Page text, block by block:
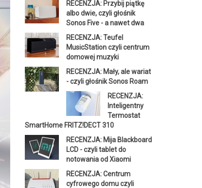
RECENZJA: Przybij piątkę
albo dwie, czyli głośnik
Sonos Five - a nawet dwa
RECENZJA: Teufel
MusicStation czyli centrum
domowej muzyki
RECENZJA: Mały, ale wariat
- czyli głośnik Sonos Roam
RECENZJA:
Inteligentny
Termostat
SmartHome FRITZ!DECT 310
RECENZJA: Mija Blackboard
LCD - czyli tablet do
notowania od Xiaomi
RECENZJA: Centrum
cyfrowego domu czyli